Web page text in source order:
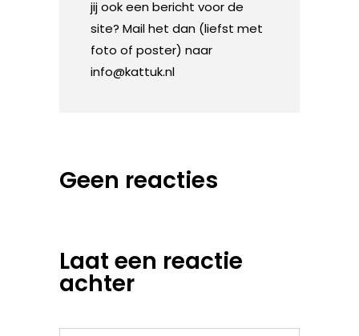
jij ook een bericht voor de
site? Mail het dan (liefst met
foto of poster) naar
info@kattuk.nl
Geen reacties
Laat een reactie
achter